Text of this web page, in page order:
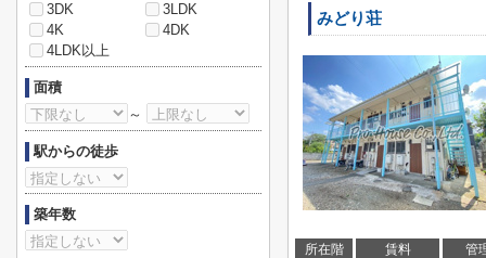
みどり荘
所在階 賃料 管
3DK
3LDK
4K
4DK
4LDK以上
面積
～
駅からの徒歩
築年数